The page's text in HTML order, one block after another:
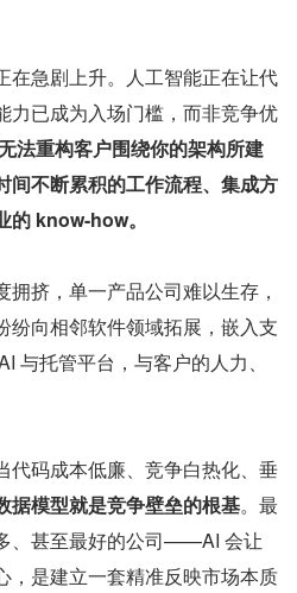
在急剧上升。人工智能正在让代
力已成为入场门槛，而非竞争优
法重构客户围绕你的架构所建
不断累积的工作流程、集成方
的 know-how。
挤，单一产品公司难以生存，
纷向相邻软件领域拓展，嵌入支
与托管平台，与客户的人力、
代码成本低廉、竞争白热化、垂
据模型就是竞争壁垒的根基。最
、甚至最好的公司——AI 会让
，是建立一套精准反映市场本质